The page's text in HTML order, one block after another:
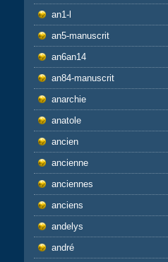
an1-l
an5-manuscrit
an6an14
an84-manuscrit
anarchie
anatole
ancien
ancienne
anciennes
anciens
andelys
andré